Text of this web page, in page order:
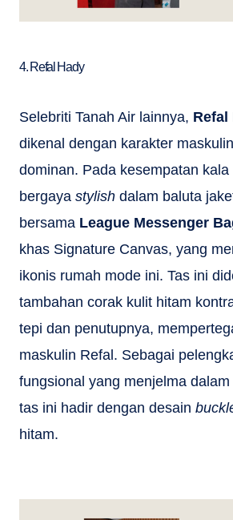
4. Refal Hady
Selebriti Tanah Air lainnya, Refal
dikenal dengan karakter
dominan. Pada kesempatan kala
bergaya stylish dalam baluta
bersama League Messenger
khas Signature Canvas, yang
ikonis rumah mode ini. Tas ini
tambahan corak kulit hitam
tepi dan penutupnya,
maskulin Refal. Sebagai
fungsional yang menjelma
tas ini hadir dengan desain
hitam.